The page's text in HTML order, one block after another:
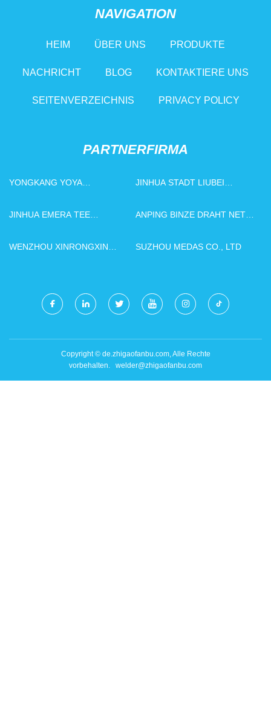
NAVIGATION
HEIM ÜBER UNS PRODUKTE
NACHRICHT BLOG KONTAKTIERE UNS
SEITENVERZEICHNIS PRIVACY POLICY
PARTNERFIRMA
YONGKANG YOYA
PRODUKTE CO., LTD
JINHUA STADT LIUBEI
LTD
JINHUA EMERA TEE
ANPING BINZE DRAHT NETZ
WENZHOU XINRONGXIN
SUZHOU MEDAS CO., LTD
Copyright © de.zhigaofanbu.com, Alle Rechte
vorbehalten. welder@zhigaofanbu.com